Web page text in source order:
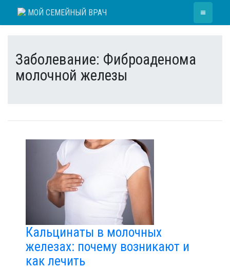
МОЙ СЕМЕЙНЫЙ ВРАЧ ≡
Заболевание: Фиброаденома
молочной железы
Кальцинаты в молочных
железах: почему возникают и
как лечить